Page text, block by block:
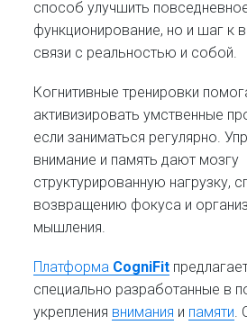
способ улучшить
функционирование, но и шаг к
связи с реальностью и собой.
Когнитивные тренировки
активизировать умственные
если заниматься регулярно.
внимание и память дают мозгу
структурированную нагрузку,
возвращению фокуса и
мышления.
Платформа CogniFit
специально разработанные в
укрепления внимания и памяти.